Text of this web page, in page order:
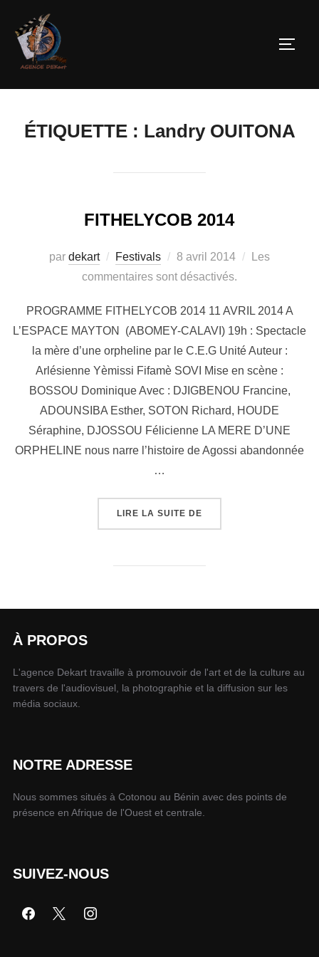
ÉTIQUETTE : Landry OUITONA
FITHELYCOB 2014
par dekart Festivals 8 avril 2014
Les
commentaires sont désactivés.
PROGRAMME FITHELYCOB 2014 11 AVRIL 2014 A
L’ESPACE MAYTON (ABOMEY-CALAVI) 19h : Spectacle
la mère d’une orpheline par le C.E.G Unité Auteur :
Arlésienne Yèmissi Fifamè SOVI Mise en scène :
BOSSOU Dominique Avec : DJIGBENOU Francine,
ADOUNSIBA Esther, SOTON Richard, HOUDE
Séraphine, DJOSSOU Félicienne LA MERE D’UNE
ORPHELINE nous narre l’histoire de Agossi abandonnée
…
LIRE LA SUITE DE
À PROPOS
L'agence Dekart travaille à promouvoir de l'art et de la culture au
travers de l'audiovisuel, la photographie et la diffusion sur les
média sociaux.
NOTRE ADRESSE
Nous sommes situés à Cotonou au Bénin avec des points de
présence en Afrique de l'Ouest et centrale.
SUIVEZ-NOUS